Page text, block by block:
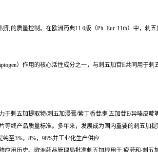
的质量控制。在欧洲药典11.0版（Ph. Eur. 11th）中，刺
）作用的核心活性成分之一，与刺五加苷E共同用于
于刺五加提取物/刺五加浸膏/紫丁香苷/刺五加苷E/异嗪皮
等终产品质量标准。多年来，发展成为国内重要的刺五加
纯至3%，8%，98%并工业化生产供应
应用历史。欧洲药品管理局批准刺五加根用于 疲劳和 刺五